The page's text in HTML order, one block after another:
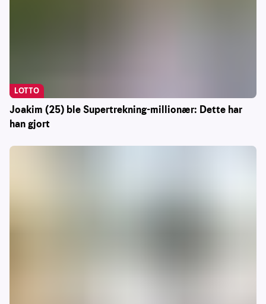
Joakim (25) ble Supertrekning-millionær: Dette har
han gjort
LOTTO